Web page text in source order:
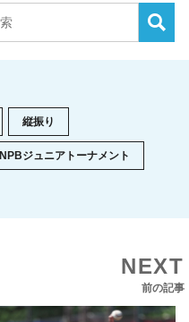
縦振り
NPBジュニアトーナメント
NEXT
前の記事